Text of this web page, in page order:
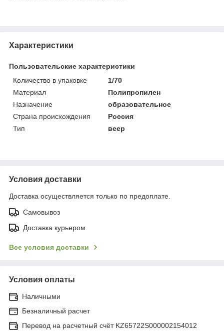
Характеристики
Пользовательские характеристики
Количество в упаковке
1/70
Материал
Полипропилен
Назначение
образовательное
Страна происхождения
Россия
Тип
веер
Условия доставки
Доставка осуществляется только по предоплате.
Самовывоз
Доставка курьером
Все условия доставки
Условия оплаты
Наличными
Безналичный расчет
Перевод на расчетный счёт KZ65722S000002154012